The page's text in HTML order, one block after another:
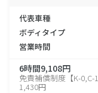
代表車種
ボディタイプ
営業時間
6時間9,108円
免責補償制度【K-0,C-
1,430円